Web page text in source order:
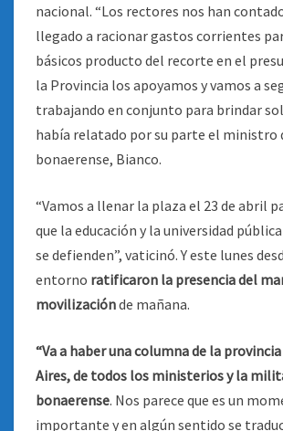
nacional. “Los rectores nos han
llegado a racionar gastos corrientes
básicos producto del recorte en el
la Provincia los apoyamos y vamos a
trabajando en conjunto para brindar
había relatado por su parte el ministro
bonaerense, Bianco.
“Vamos a llenar la plaza el 23 de abril
que la educación y la universidad
se defienden”, vaticinó. Y este lunes
entorno ratificaron la presencia del
movilizaciónde mañana.
“Va a haber una columna de la
Aires, de todos los ministerios y la
bonaerense. Nos parece que es un
importante y en algún sentido se